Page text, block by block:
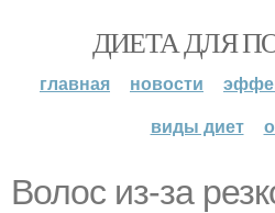
ДИЕТА ДЛЯ
главная новости
виды диет
Волос из-за